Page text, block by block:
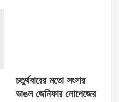
চতুর্থবারের মতো সংসার
ভাঙল জেনিফার লোপেজের